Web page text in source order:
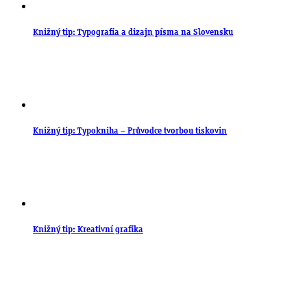
Knižný tip: Typografia a dizajn písma na Slovensku
Knižný tip: Typokniha – Průvodce tvorbou tiskovin
Knižný tip: Kreativní grafika